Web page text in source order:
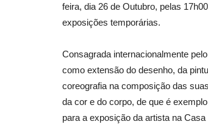
feira, dia 26 de Outubro, pelas
exposições temporárias.
Consagrada internacionalmente
como extensão do desenho, da
coreografia na composição das
da cor e do corpo, de que é
para a exposição da artista na